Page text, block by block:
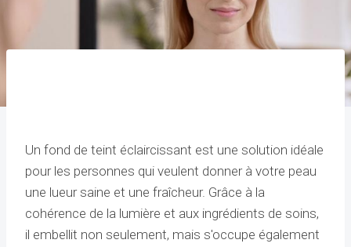
Un fond de teint éclaircissant est une solution idéale
pour les personnes qui veulent donner à votre peau
une lueur saine et une fraîcheur. Grâce à la
cohérence de la lumière et aux ingrédients de soins,
il embellit non seulement, mais s'occupe également